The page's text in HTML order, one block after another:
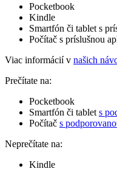
Pocketbook
Kindle
Smartfón či tablet s
Počítač s príslušnou
Viac informácií v našich
Prečítate na:
Pocketbook
Smartfón či tablet s
Počítač s
Neprečítate na:
Kindle